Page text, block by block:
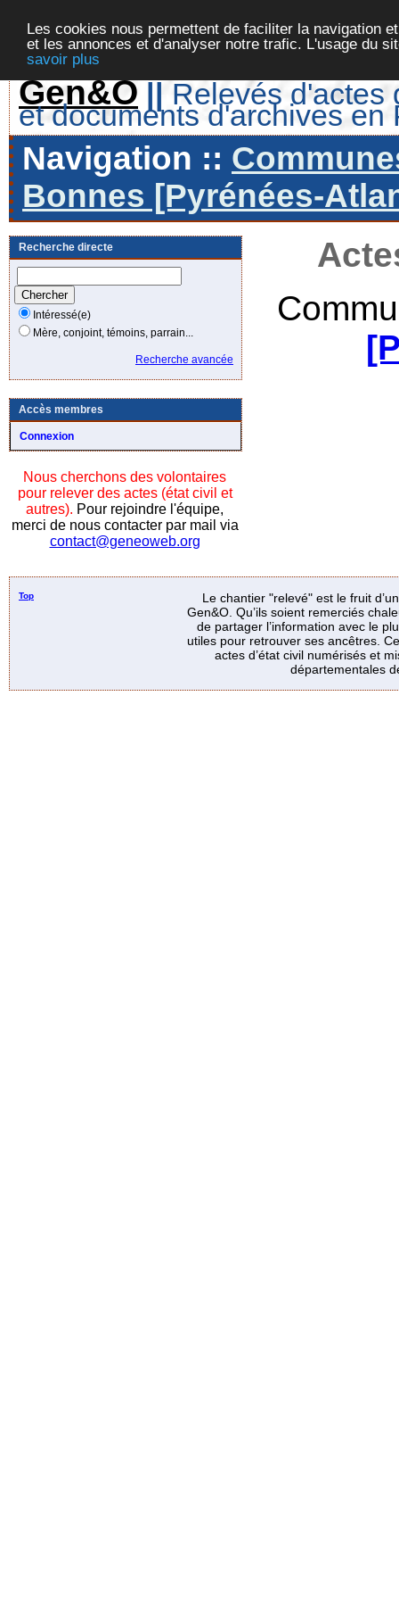
Les cookies nous permettent de faciliter la navigation
et les annonces et d'analyser notre trafic. L'usage du
savoir plus
Gen&O || Relevés d'actes
et documents d'archives en
Navigation ::
Bonnes [Pyrénées-
Recherche directe
Intéressé(e)
Mère, conjoint, témoins, parrain...
Recherche avancée
Accès membres
Connexion
Nous cherchons des volontaires
pour relever des actes (état civil et
autres). Pour rejoindre l'équipe,
merci de nous contacter par mail via
contact@geneoweb.org
Top
Le chantier "relevé" est le fruit
Gen&O. Qu’ils soient remerciés
de partager l’information avec le
utiles pour retrouver ses ancêtres.
actes d’état civil numérisés et
départementales